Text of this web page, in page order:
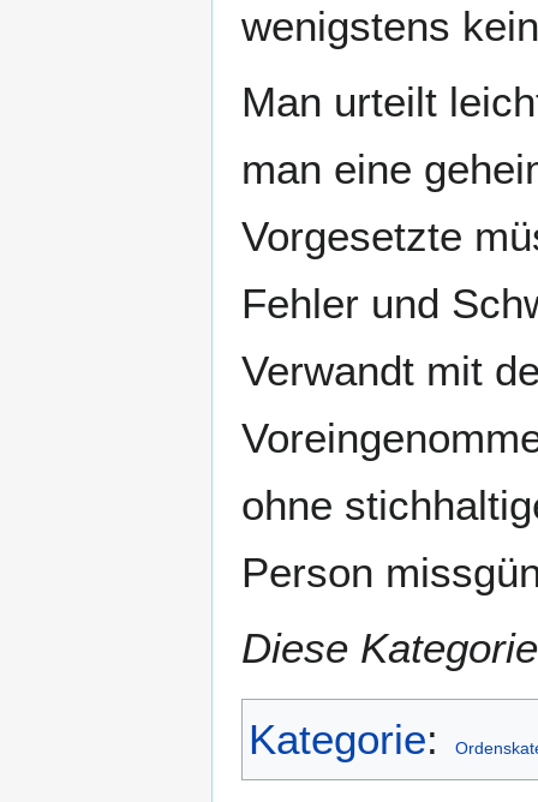
wenigstens
Man urteilt
man eine
Vorgesetzte
Fehler und
Verwandt mit
ohne
Person
Diese
Kategorie: